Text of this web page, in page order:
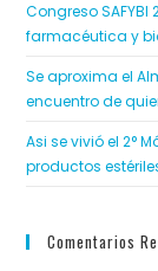
Congreso
farmacéutica y
Se aproxima el
encuentro de
Asi se vivió el 2°
productos
Comentarios